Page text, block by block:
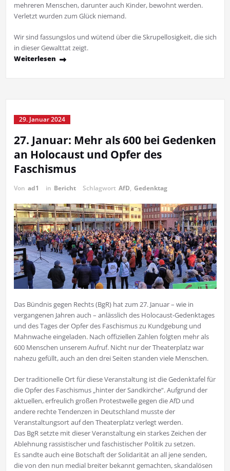
mehreren Menschen, darunter auch Kinder, bewohnt werden.
Verletzt wurden zum Glück niemand.
Wir sind fassungslos und wütend über die Skrupellosigkeit, die sich
in dieser Gewalttat zeigt.
Weiterlesen
29. Januar 2024
27. Januar: Mehr als 600 bei Gedenken
an Holocaust und Opfer des
Faschismus
Von ad1 in Bericht Schlagwort AfD, Gedenktag
Das Bündnis gegen Rechts (BgR) hat zum 27. Januar – wie in
vergangenen Jahren auch – anlässlich des Holocaust-Gedenktages
und des Tages der Opfer des Faschismus zu Kundgebung und
Mahnwache eingeladen. Nach offiziellen Zahlen folgten mehr als
600 Menschen unserem Aufruf. Nicht nur der Theaterplatz war
nahezu gefüllt, auch an den drei Seiten standen viele Menschen.
Der traditionelle Ort für diese Veranstaltung ist die Gedenktafel für
die Opfer des Faschismus „hinter der Sandkirche“. Aufgrund der
aktuellen, erfreulich großen Protestwelle gegen die AfD und
andere rechte Tendenzen in Deutschland musste der
Veranstaltungsort auf den Theaterplatz verlegt werden.
Das BgR setzte mit dieser Veranstaltung ein starkes Zeichen der
Ablehnung rassistischer und faschistischer Politik zu setzen.
Es sandte auch eine Botschaft der Solidarität an all jene senden,
die von den nun medial breiter bekannt gemachten, skandalösen